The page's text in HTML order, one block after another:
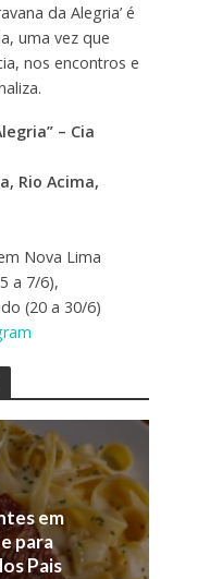
da Alegria’ é
uma vez que
nos encontros e
– Cia
Rio Acima,
Nova Lima
a 7/6),
(20 a 30/6)
em
para
Pais